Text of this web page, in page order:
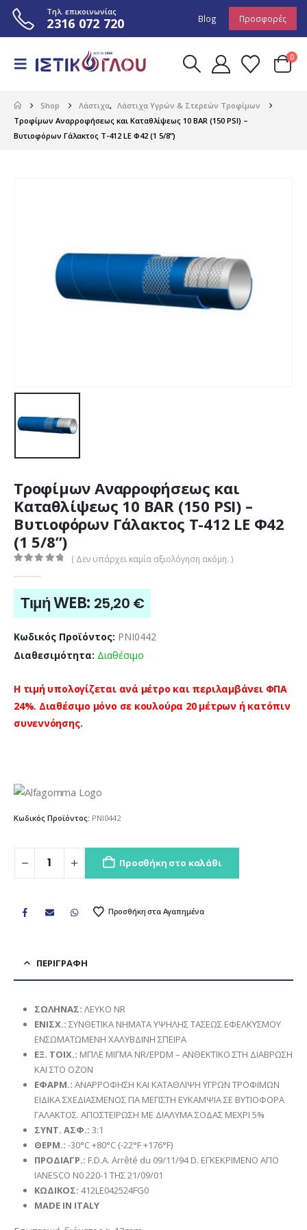
Τηλ. επικοινωνίας
2316 072 720 Blog Προσφορές
0
Shop Λάστιχα, Λάστιχα Υγρών & Στερεών Τροφίμων
Τροφίμων Αναρροφήσεως και Καταθλίψεως 10 BAR (150 PSI) –
Βυτιοφόρων Γάλακτος T-412 LE Φ42 (1 5/8”)
Τροφίμων Αναρροφήσεως και
Καταθλίψεως 10 BAR (150 PSI) –
Βυτιοφόρων Γάλακτος T-412 LE Φ42
(1 5/8”)
( Δεν υπάρχει καμία αξιολόγηση ακόμη. )
Τιμή WEB: 25,20 €
Κωδικός Προϊόντος: PNI0442
Διαθεσιμότητα: Διαθέσιμο
Η τιμή υπολογίζεται ανά μέτρο και περιλαμβάνει ΦΠΑ
24%. Διαθέσιμο μόνο σε κουλούρα 20 μέτρων ή κατόπιν
συνεννόησης.
Κωδικός Προϊόντος: PNI0442
Προσθήκη στο καλάθι
Προσθήκη στα Αγαπημένα
ΠΕΡΙΓΡΑΦΉ
ΣΩΛΗΝΑΣ: ΛΕΥΚΟ NR
ΕΝΙΣΧ.: ΣΥΝΘΕΤΙΚΑ ΝΗΜΑΤΑ ΥΨΗΛΗΣ ΤΑΣΕΩΣ ΕΦΕΛΚΥΣΜΟΥ
ΕΝΣΩΜΑΤΩΜΕΝΗ ΧΑΛΥΒΔΙΝΗ ΣΠΕΙΡΑ
ΕΞ. ΤΟΙΧ.: ΜΠΛΕ ΜΙΓΜΑ NR/EPDM – ΑΝΘΕΚΤΙΚΟ ΣΤΗ ΔΙΑΒΡΩΣΗ
ΚΑΙ ΣΤΟ ΟΖΟΝ
ΕΦΑΡΜ.: ΑΝΑΡΡΟΦΗΣΗ ΚΑΙ ΚΑΤΑΘΛΙΨΗ ΥΓΡΩΝ ΤΡΟΦΙΜΩΝ
ΕΙΔΙΚΑ ΣΧΕΔΙΑΣΜΕΝΟΣ ΓΙΑ ΜΕΓΙΣΤΗ ΕΥΚΑΜΨΙΑ ΣΕ ΒΥΤΙΟΦΟΡΑ
ΓΑΛΑΚΤΟΣ. ΑΠΟΣΤΕΙΡΩΣΗ ΜΕ ΔΙΑΛΥΜΑ ΣΟΔΑΣ ΜΕΧΡΙ 5%
ΣΥΝΤ. ΑΣΦ.: 3:1
ΘΕΡΜ.: -30°C +80°C (-22°F +176°F)
ΠΡΟΔΙΑΓΡ.: F.D.A. Arrêté du 09/11/94 D. ΕΓΚΕΚΡΙΜΕΝΟ ΑΠΟ
IANESCO N0 220-1 ΤΗΣ 21/09/01
ΚΩΔΙΚΟΣ: 412LE042524FG0
MADE IN ITALY